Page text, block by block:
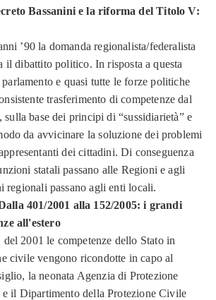
Bassanini e la riforma del Titolo V:
’90 la domanda regionalista/federalista
il dibattito politico. In risposta a questa
e quasi tutte le forze politiche
trasferimento di competenze dal
base dei principi di “sussidiarietà” e
da avvicinare la soluzione dei problemi
dei cittadini. Di conseguenza
statali passano alle Regioni e agli
regionali passano agli enti locali.
401/2001 alla 152/2005: i grandi
all'estero
2001 le competenze dello Stato in
civile vengono ricondotte in capo al
la neonata Agenzia di Protezione
il Dipartimento della Protezione Civile